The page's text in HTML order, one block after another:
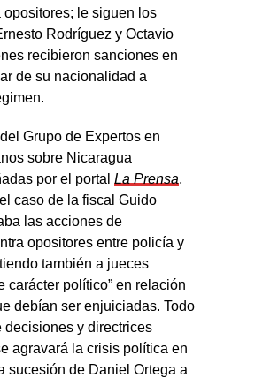
le siguen los
Rodríguez y Octavio
recibieron sanciones en
de su nacionalidad a
Grupo de Expertos en
sobre Nicaragua
por el portal La Prensa,
caso de la fiscal Guido
las acciones de
opositores entre policía y
también a jueces
carácter político” en relación
debían ser enjuiciadas. Todo
decisiones y directrices
agravará la crisis política en
sucesión de Daniel Ortega a